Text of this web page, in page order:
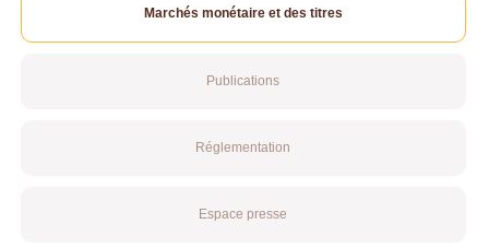
Marchés monétaire et des titres
Publications
Réglementation
Espace presse